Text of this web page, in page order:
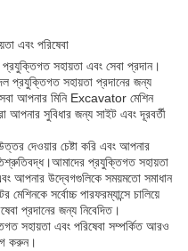
এবং পরিষেবা
সহায়তা এবং সেবা প্রদান।
প্রযুক্তিগত সহায়তা প্রদানের জন্য
আপনার মিনি Excavator মেশিন
আপনার সুবিধার জন্য সাইট এবং দূরবর্তী
দেওয়ার চেষ্টা করি এবং আপনার
প্রযুক্তিগত সহায়তা
আপনার উদ্বেগগুলিকে সময়মতো সমাধান
সর্বোচ্চ পারফরম্যান্সে চালিয়ে
প্রদানের জন্য নিবেদিত।
সহায়তা এবং পরিষেবা সম্পর্কিত আরও
করুন।